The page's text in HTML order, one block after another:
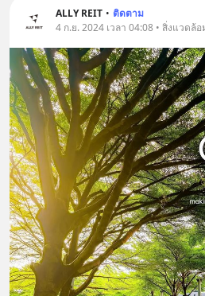
ALLY REIT • ติดตาม
4 ก.ย. 2024 เวลา 04:08 • สิ่งแวดล้อ